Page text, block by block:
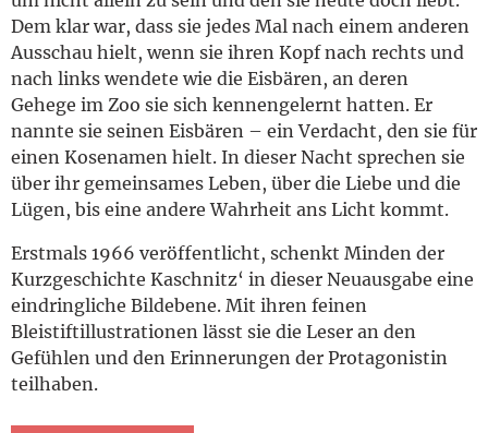
Dem klar war, dass sie jedes Mal nach einem anderen
Ausschau hielt, wenn sie ihren Kopf nach rechts und
nach links wendete wie die Eisbären, an deren
Gehege im Zoo sie sich kennengelernt hatten. Er
nannte sie seinen Eisbären – ein Verdacht, den sie für
einen Kosenamen hielt. In dieser Nacht sprechen sie
über ihr gemeinsames Leben, über die Liebe und die
Lügen, bis eine andere Wahrheit ans Licht kommt.
Erstmals 1966 veröffentlicht, schenkt Minden der
Kurzgeschichte Kaschnitz‘ in dieser Neuausgabe eine
eindringliche Bildebene. Mit ihren feinen
Bleistiftillustrationen lässt sie die Leser an den
Gefühlen und den Erinnerungen der Protagonistin
teilhaben.